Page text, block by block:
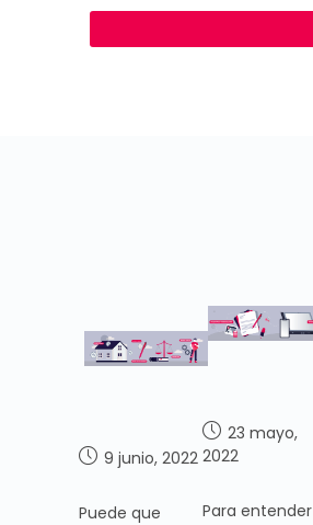
9 junio, 2022
Puede que
23 mayo,
2022
Para entender